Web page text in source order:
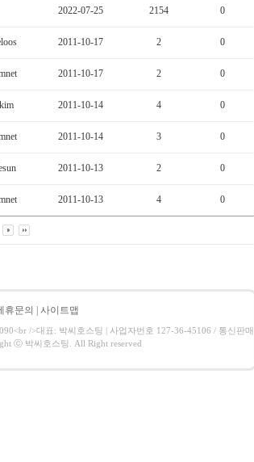
2022-07-25 2154 0
2011-10-17 2 0
2011-10-17 2 0
2011-10-14 4 0
2011-10-14 3 0
2011-10-13 2 0
2011-10-13 4 0
휴문의 사이트맵
/>대표: 박씨호스팅 | 사업자번호 127-36-45106 / 통신판매
ⓒ 박씨호스팅. All Right reserved